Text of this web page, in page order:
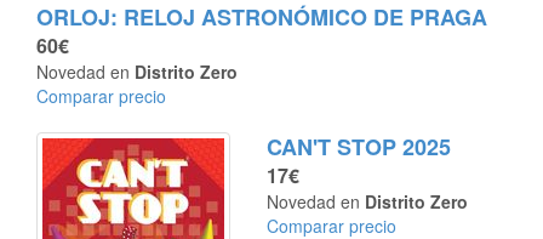
ORLOJ: RELOJ ASTRONÓMICO DE PRAGA
60€
Novedad en Distrito Zero
Comparar precio
CAN'T STOP 2025
17€
Novedad en Distrito Zero
Comparar precio